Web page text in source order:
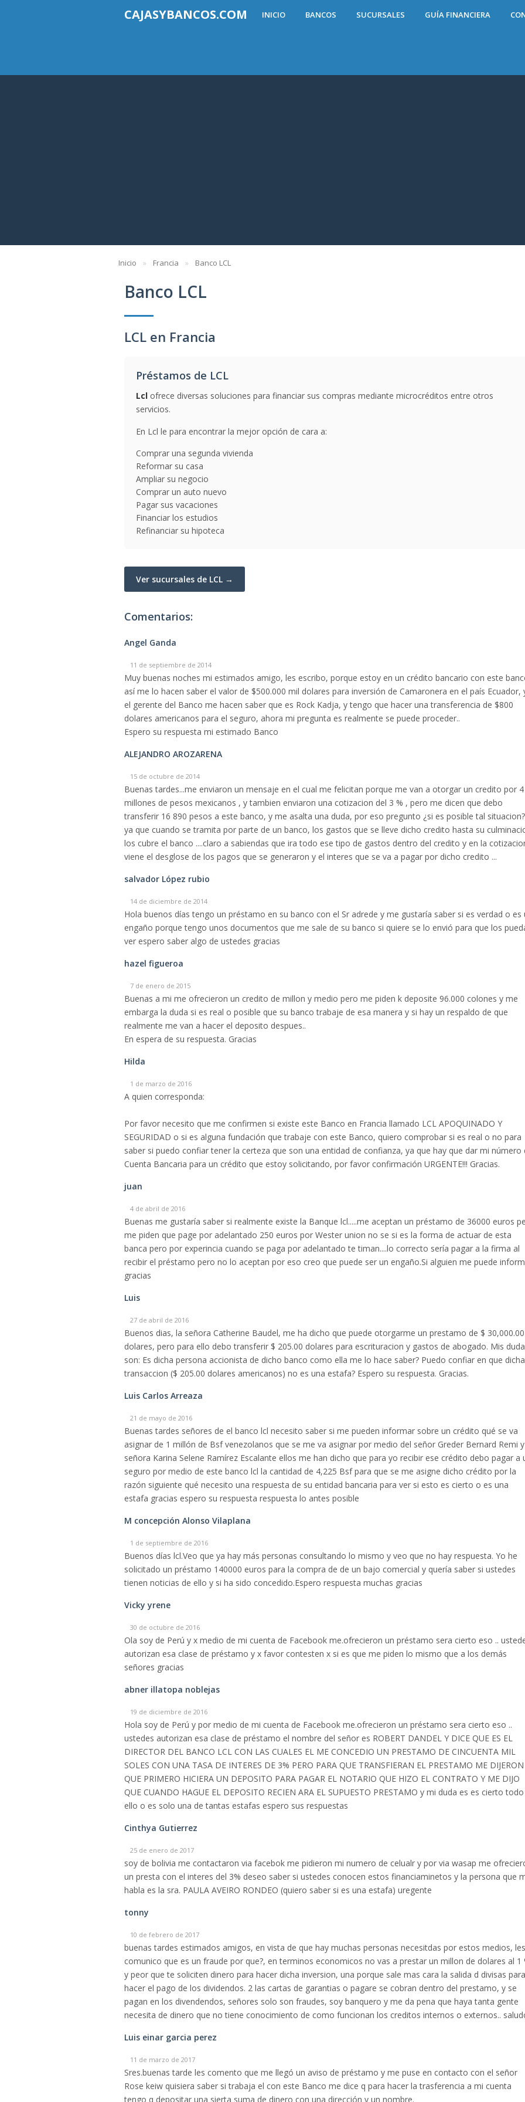
CAJASYBANCOS.COM INICIO BANCOS SUCURSALES GUÍA FINANCIERA
Inicio Francia Banco LCL
Banco LCL
LCL en Francia
Préstamos de LCL
Lcl ofrece diversas soluciones para financiar sus compras mediante microcréditos entre otros
servicios.
En Lcl le para encontrar la mejor opción de cara a:
Comprar una segunda vivienda
Reformar su casa
Ampliar su negocio
Comprar un auto nuevo
Pagar sus vacaciones
Financiar los estudios
Refinanciar su hipoteca
Ver sucursales de LCL →
Comentarios:
Angel Ganda
11 de septiembre de 2014
Muy buenas noches mi estimados amigo, les escribo, porque estoy en un crédito bancario con este
así me lo hacen saber el valor de $500.000 mil dolares para inversión de Camaronera en el país Ecuador,
el gerente del Banco me hacen saber que es Rock Kadja, y tengo que hacer una transferencia de $800
dolares americanos para el seguro, ahora mi pregunta es realmente se puede proceder..
Espero su respuesta mi estimado Banco
ALEJANDRO AROZARENA
15 de octubre de 2014
Buenas tardes...me enviaron un mensaje en el cual me felicitan porque me van a otorgar un credito por 4
millones de pesos mexicanos , y tambien enviaron una cotizacion del 3 % , pero me dicen que debo
transferir 16 890 pesos a este banco, y me asalta una duda, por eso pregunto ¿si es posible tal situacion?
ya que cuando se tramita por parte de un banco, los gastos que se lleve dicho credito hasta su
los cubre el banco ....claro a sabiendas que ira todo ese tipo de gastos dentro del credito y en la
viene el desglose de los pagos que se generaron y el interes que se va a pagar por dicho credito ...
salvador López rubio
14 de diciembre de 2014
Hola buenos días tengo un préstamo en su banco con el Sr adrede y me gustaría saber si es verdad o es
engaño porque tengo unos documentos que me sale de su banco si quiere se lo envió para que los
ver espero saber algo de ustedes gracias
hazel figueroa
7 de enero de 2015
Buenas a mi me ofrecieron un credito de millon y medio pero me piden k deposite 96.000 colones y me
embarga la duda si es real o posible que su banco trabaje de esa manera y si hay un respaldo de que
realmente me van a hacer el deposito despues..
En espera de su respuesta. Gracias
Hilda
1 de marzo de 2016
A quien corresponda:
Por favor necesito que me confirmen si existe este Banco en Francia llamado LCL APOQUINADO Y
SEGURIDAD o si es alguna fundación que trabaje con este Banco, quiero comprobar si es real o no para
saber si puedo confiar tener la certeza que son una entidad de confianza, ya que hay que dar mi número
Cuenta Bancaria para un crédito que estoy solicitando, por favor confirmación URGENTE!!! Gracias.
juan
4 de abril de 2016
Buenas me gustaría saber si realmente existe la Banque lcl.....me aceptan un préstamo de 36000 euros
me piden que page por adelantado 250 euros por Wester union no se si es la forma de actuar de esta
banca pero por experincia cuando se paga por adelantado te timan....lo correcto sería pagar a la firma al
recibir el préstamo pero no lo aceptan por eso creo que puede ser un engaño.Si alguien me puede
gracias
Luis
27 de abril de 2016
Buenos dias, la señora Catherine Baudel, me ha dicho que puede otorgarme un prestamo de $ 30,000.00
dolares, pero para ello debo transferir $ 205.00 dolares para escrituracion y gastos de abogado. Mis
son: Es dicha persona accionista de dicho banco como ella me lo hace saber? Puedo confiar en que dicha
transaccion ($ 205.00 dolares americanos) no es una estafa? Espero su respuesta. Gracias.
Luis Carlos Arreaza
21 de mayo de 2016
Buenas tardes señores de el banco lcl necesito saber si me pueden informar sobre un crédito qué se va
asignar de 1 millón de Bsf venezolanos que se me va asignar por medio del señor Greder Bernard Remi
señora Karina Selene Ramírez Escalante ellos me han dicho que para yo recibir ese crédito debo pagar a
seguro por medio de este banco lcl la cantidad de 4,225 Bsf para que se me asigne dicho crédito por la
razón siguiente qué necesito una respuesta de su entidad bancaria para ver si esto es cierto o es una
estafa gracias espero su respuesta respuesta lo antes posible
M concepción Alonso Vilaplana
1 de septiembre de 2016
Buenos días lcl.Veo que ya hay más personas consultando lo mismo y veo que no hay respuesta. Yo he
solicitado un préstamo 140000 euros para la compra de de un bajo comercial y quería saber si ustedes
tienen noticias de ello y si ha sido concedido.Espero respuesta muchas gracias
Vicky yrene
30 de octubre de 2016
Ola soy de Perú y x medio de mi cuenta de Facebook me.ofrecieron un préstamo sera cierto eso ..
autorizan esa clase de préstamo y x favor contesten x si es que me piden lo mismo que a los demás
señores gracias
abner illatopa noblejas
19 de diciembre de 2016
Hola soy de Perú y por medio de mi cuenta de Facebook me.ofrecieron un préstamo sera cierto eso ..
ustedes autorizan esa clase de préstamo el nombre del señor es ROBERT DANDEL Y DICE QUE ES EL
DIRECTOR DEL BANCO LCL CON LAS CUALES EL ME CONCEDIO UN PRESTAMO DE CINCUENTA MIL
SOLES CON UNA TASA DE INTERES DE 3% PERO PARA QUE TRANSFIERAN EL PRESTAMO ME DIJERON
QUE PRIMERO HICIERA UN DEPOSITO PARA PAGAR EL NOTARIO QUE HIZO EL CONTRATO Y ME DIJO
QUE CUANDO HAGUE EL DEPOSITO RECIEN ARA EL SUPUESTO PRESTAMO y mi duda es es cierto todo
ello o es solo una de tantas estafas espero sus respuestas
Cinthya Gutierrez
25 de enero de 2017
soy de bolivia me contactaron via facebok me pidieron mi numero de celualr y por via wasap me
un presta con el interes del 3% deseo saber si ustedes conocen estos financiaminetos y la persona que
habla es la sra. PAULA AVEIRO RONDEO (quiero saber si es una estafa) uregente
tonny
10 de febrero de 2017
buenas tardes estimados amigos, en vista de que hay muchas personas necesitdas por estos medios, les
comunico que es un fraude por que?, en terminos economicos no vas a prestar un millon de dolares al 1
y peor que te soliciten dinero para hacer dicha inversion, una porque sale mas cara la salida d divisas para
hacer el pago de los dividendos. 2 las cartas de garantias o pagare se cobran dentro del prestamo, y se
pagan en los divendendos, señores solo son fraudes, soy banquero y me da pena que haya tanta gente
necesita de dinero que no tiene conocimiento de como funcionan los creditos internos o externos..
Luis einar garcia perez
11 de marzo de 2017
Sres.buenas tarde les comento que me llegó un aviso de préstamo y me puse en contacto con el señor
Rose keiw quisiera saber si trabaja el con este Banco me dice q para hacer la trasferencia a mi cuenta
tengo q depositar una sierta suma de dinero con una dirección y un nombre.